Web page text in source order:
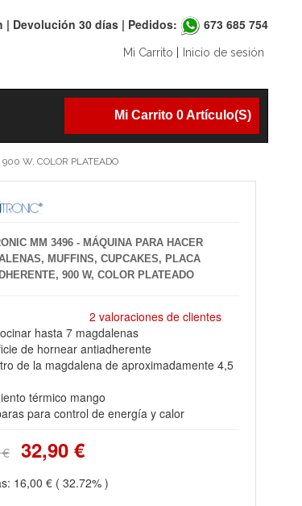
| Devolución 30 días | Pedidos: 673 685 754
Mi Carrito Inicio de sesión
Mi Carrito 0 Artículo(s)
W, COLOR PLATEADO
MM 3496 - MÁQUINA PARA HACER
MUFFINS, CUPCAKES, PLACA
900 W, COLOR PLATEADO
2 valoraciones de clientes
hasta 7 magdalenas
de hornear antiadherente
de la magdalena de aproximadamente 4,5
térmico mango
para control de energía y calor
32,90 €
16,00 € ( 32.72% )